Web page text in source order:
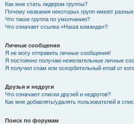
Как мне стать лидером группы?
Почему названия некоторых групп имеют разные
Что такое группа по умолчанию?
Что означает ссылка «Наша команда»?
Личные сообщения
Я не могу отправить личные сообщения!
Я постоянно получаю нежелательные личные
Я получил спам или оскорбительный email от
Друзья и недруги
Что означают списки друзей и недругов?
Как мне добавлять/удалять пользователей в
Поиск по форумам